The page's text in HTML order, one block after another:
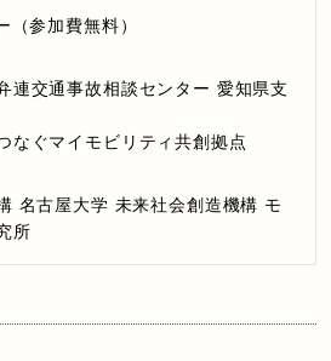
参加費無料）
連交通事故相談センター 愛知県支
なぐマイモビリティ共創拠点
名古屋大学 未来社会創造機構 モ
所